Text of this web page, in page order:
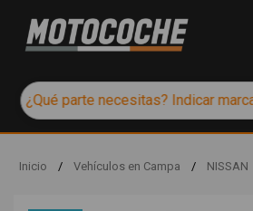
Inicio / Vehículos en Campa / NISSAN